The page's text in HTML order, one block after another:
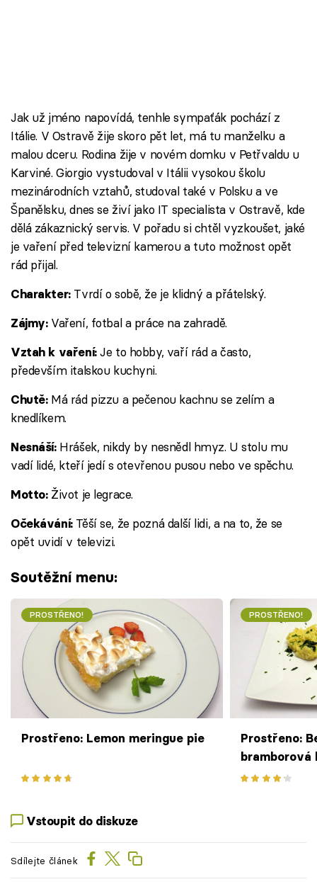
Jak už jméno napovídá, tenhle sympaťák pochází z
Itálie. V Ostravě žije skoro pět let, má tu manželku a
malou dceru. Rodina žije v novém domku v Petřvaldu u
Karviné. Giorgio vystudoval v Itálii vysokou školu
mezinárodních vztahů, studoval také v Polsku a ve
Španělsku, dnes se živí jako IT specialista v Ostravě, kde
dělá zákaznický servis. V pořadu si chtěl vyzkoušet, jaké
je vaření před televizní kamerou a tuto možnost opět
rád přijal.
Charakter: Tvrdí o sobě, že je klidný a přátelský.
Zájmy:Vaření, fotbal a práce na zahradě.
Vztah k vaření:Je to hobby, vaří rád a často,
především italskou kuchyni.
Chutě: Má rád pizzu a pečenou kachnu se zelím a
knedlíkem.
Nesnáší: Hrášek, nikdy by nesnědl hmyz. U stolu mu
vadí lidé, kteří jedí s otevřenou pusou nebo ve spěchu.
Motto: Život je legrace.
Očekávání: Těší se, že pozná další lidi, a na to, že se
opět uvidí v televizi.
Soutěžní menu:
PROSTŘENO!
Prostřeno: Lemon meringue pie
PROSTŘENO!
Prostřeno:
bramborová
Vstoupit do diskuze
Sdílejte článek